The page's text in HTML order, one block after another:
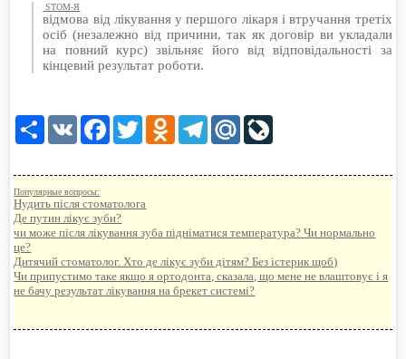
STOM-Я
відмова від лікування у першого лікаря і втручання третіх
осіб (незалежно від причини, так як договір ви укладали
на повний курс) звільняє його від відповідальності за
кінцевий результат роботи.
Share VK Facebook
TwitterOdnoklassniki
TelegramMail.Ru
Популярные вопросы:
Нудить після стоматолога
Де путин лікує зуби?
чи може після лікування зуба підніматися температура? Чи нормально
це?
Дитячий стоматолог. Хто де лікує зуби дітям? Без істерик щоб)
Чи припустимо таке якщо я ортодонта, сказала, що мене не влаштовує і я
не бачу результат лікування на брекет системі?